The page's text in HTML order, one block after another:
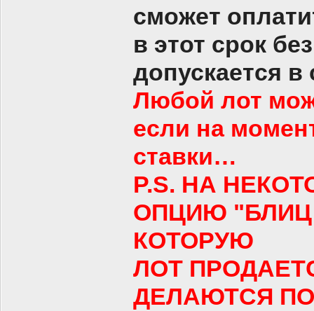
сможет
в этот срок
допускается
Любой лот
если на
ставки…
P.S. НА
ОПЦИЮ "БЛИЦ
КОТОРУЮ
ЛОТ
ДЕЛАЮТСЯ